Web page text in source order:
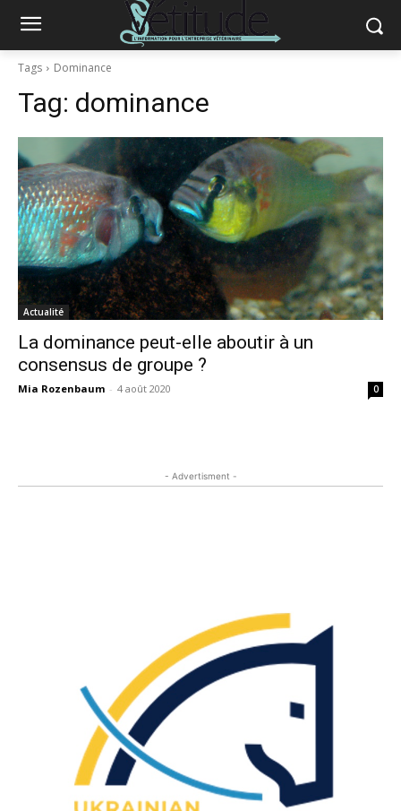
Tags Dominance
Tag: dominance
Actualité
La dominance peut-elle aboutir à un
consensus de groupe ?
Mia Rozenbaum - 4 août 2020 0
- Advertisment -